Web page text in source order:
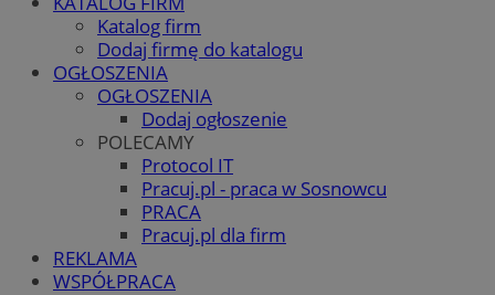
Katalog firm
Dodaj firmę do katalogu
OGŁOSZENIA
OGŁOSZENIA
Dodaj ogłoszenie
POLECAMY
Protocol IT
Pracuj.pl - praca w Sosnowcu
PRACA
Pracuj.pl dla firm
REKLAMA
WSPÓŁPRACA